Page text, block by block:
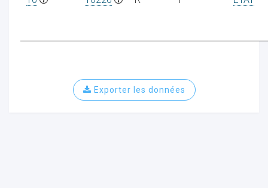
Exporter les données